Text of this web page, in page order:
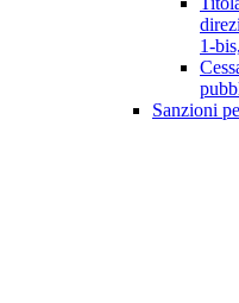
1-
Sanzioni